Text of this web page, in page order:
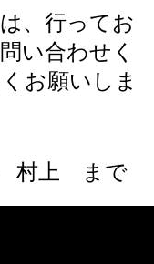
、行ってお
い合わせく
お願いしま
上 まで